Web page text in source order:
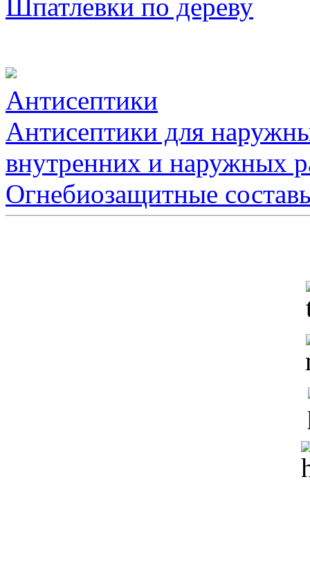
Шпатлевки по дереву
Антисептики
Антисептики для
внутренних и наружных
Огнебиозащитные